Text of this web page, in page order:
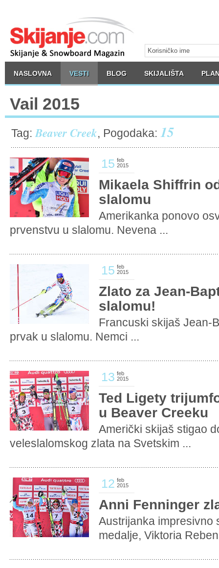
NASLOVNA VESTI BLOG SKIJALIŠTA
Vail 2015
Tag: Beaver Creek, Pogodaka: 15
15 feb
2015
Mikaela Shiffrin
slalomu
Amerikanka ponovo
prvenstvu u slalomu. Nevena ...
15 feb
2015
Zlato za Jean-
slalomu!
Francuski skijaš Jean-
prvak u slalomu. Nemci ...
13 feb
2015
Ted Ligety
u Beaver Creeku
Američki skijaš stigao
veleslalomskog zlata na Svetskim ...
12 feb
2015
Anni Fenninger
Austrijanka impresivno
medalje, Viktoria